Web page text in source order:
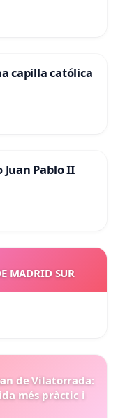
capilla católica
Pablo II
MADRID SUR
de Vilatorrada:
més pràctic i